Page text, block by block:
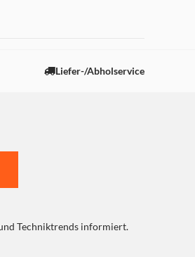
Liefer-/Abholservice
Techniktrends informiert.